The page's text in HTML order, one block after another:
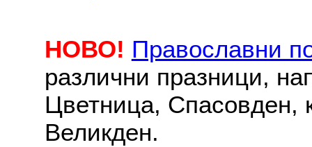
НОВО! Православни
различни празници,
Цветница, Спасовден,
Великден.